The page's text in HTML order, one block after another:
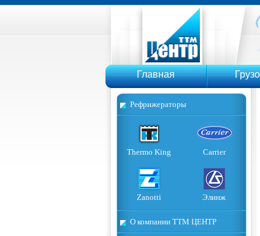
Главная
Рефрижераторы
Thermo King Carrier
Zanotti Элинж
О компании ТТМ ЦЕНТР